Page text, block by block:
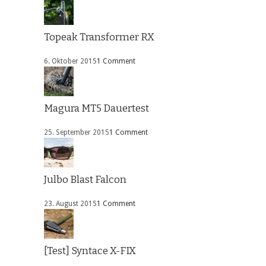
Topeak Transformer RX
6. Oktober 20151 Comment
Magura MT5 Dauertest
25. September 20151 Comment
Julbo Blast Falcon
23. August 20151 Comment
[Test] Syntace X-FIX